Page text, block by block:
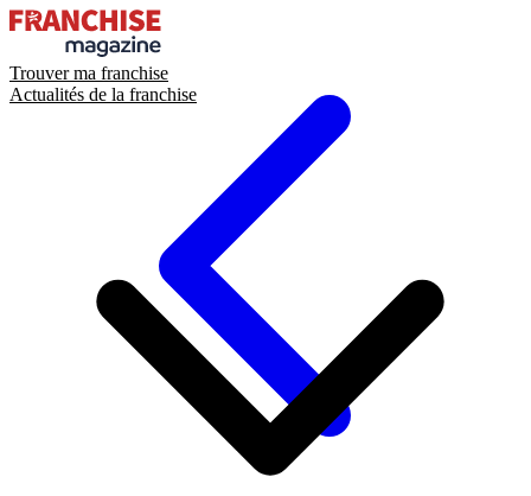
Trouver ma franchise
Actualités de la franchise